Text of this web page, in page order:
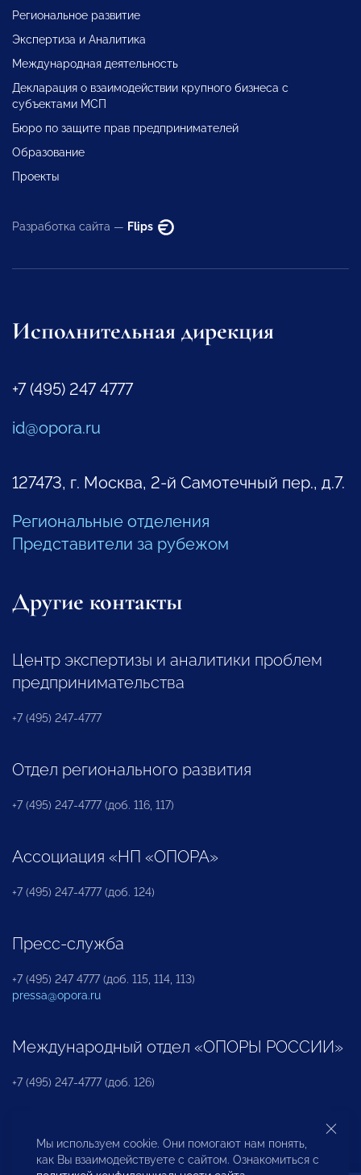
Региональное развитие
Экспертиза и Аналитика
Международная деятельность
Декларация о взаимодействии крупного бизнеса с
субъектами МСП
Бюро по защите прав предпринимателей
Образование
Проекты
Разработка сайта — Flips
Исполнительная дирекция
+7 (495) 247 4777
id@opora.ru
127473, г. Москва, 2-й Самотечный пер., д.7.
Региональные отделения
Представители за рубежом
Другие контакты
Центр экспертизы и аналитики проблем
предпринимательства
+7 (495) 247-4777
Отдел регионального развития
+7 (495) 247-4777 (доб. 116, 117)
Ассоциация «НП «ОПОРА»
+7 (495) 247-4777 (доб. 124)
Пресс-служба
+7 (495) 247 4777 (доб. 115, 114, 113)
pressa@opora.ru
Международный отдел «ОПОРЫ РОССИИ»
+7 (495) 247-4777 (доб. 126)
Бюро по защите прав предпринимателей и
инвесторов
Мы используем cookie. Они помогают нам понять,
как Вы взаимодействуете с сайтом. Ознакомиться с